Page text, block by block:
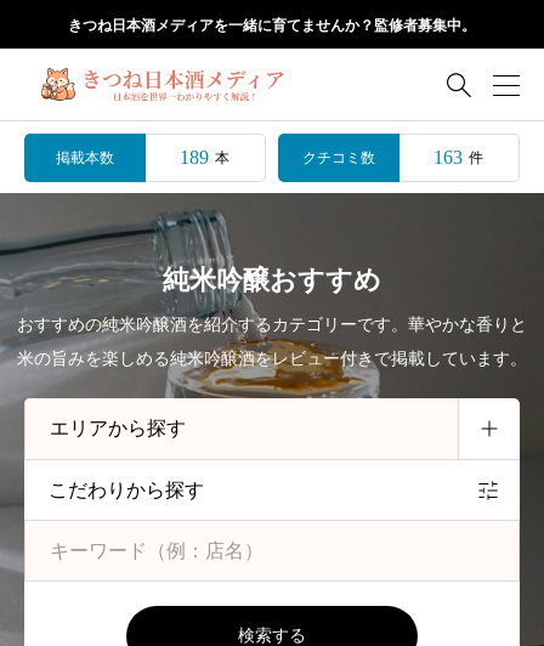
きつね日本酒メディアを一緒に育てませんか？監修者募集中。

掲載本数 189 本 クチコミ数 163 件
純米吟醸おすすめ
おすすめの純米吟醸酒を紹介するカテゴリーです。華やかな香りと
米の旨みを楽しめる純米吟醸酒をレビュー付きで掲載しています。
こだわりから探す
検索する